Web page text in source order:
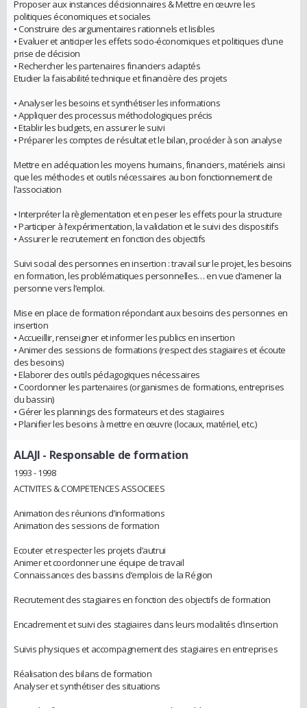
Proposer aux instances décisionnaires & Mettre en œuvre les
politiques économiques et sociales
• Construire des argumentaires rationnels et lisibles
• Evaluer et anticiper les effets socio-économiques et politiques d’une
prise de décision
• Rechercher les partenaires financiers adaptés
Etudier la faisabilité technique et financière des projets
• Analyser les besoins et synthétiser les informations
• Appliquer des processus méthodologiques précis
• Etablir les budgets, en assurer le suivi
• Préparer les comptes de résultat et le bilan, procéder à son analyse
Mettre en adéquation les moyens humains, financiers, matériels ainsi
que les méthodes et outils nécessaires au bon fonctionnement de
l’association
• Interpréter la règlementation et en peser les effets pour la structure
• Participer à l’expérimentation, la validation et le suivi des dispositifs
• Assurer le recrutement en fonction des objectifs
Suivi social des personnes en insertion : travail sur le projet, les besoins
en formation, les problématiques personnelles… en vue d’amener la
personne vers l’emploi.
Mise en place de formation répondant aux besoins des personnes en
insertion
• Accueillir, renseigner et informer les publics en insertion
• Animer des sessions de formations (respect des stagiaires et écoute
des besoins)
• Elaborer des outils pédagogiques nécessaires
• Coordonner les partenaires (organismes de formations, entreprises
du bassin)
• Gérer les plannings des formateurs et des stagiaires
• Planifier les besoins à mettre en œuvre (locaux, matériel, etc.)
ALAJI - Responsable de formation
1993 - 1998
ACTIVITES & COMPETENCES ASSOCIEES
Animation des réunions d’informations
Animation des sessions de formation
Ecouter et respecter les projets d’autrui
Animer et coordonner une équipe de travail
Connaissances des bassins d’emplois de la Région
Recrutement des stagiaires en fonction des objectifs de formation
Encadrement et suivi des stagiaires dans leurs modalités d’insertion
Suivis physiques et accompagnement des stagiaires en entreprises
Réalisation des bilans de formation
Analyser et synthétiser des situations